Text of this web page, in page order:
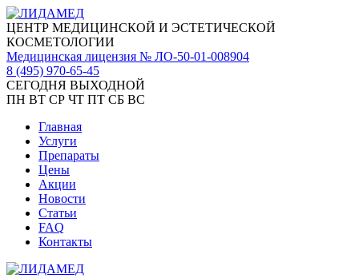
ЦЕНТР МЕДИЦИНСКОЙ И ЭСТЕТИЧЕСКОЙ
КОСМЕТОЛОГИИ
Медицинская лицензия № ЛО-50-01-008904
8 (495) 970-65-45
СЕГОДНЯ ВЫХОДНОЙ
ПН ВТ СР ЧТ ПТ СБ ВС
Главная
Услуги
Препараты
Цены
Акции
Новости
Статьи
FAQ
Контакты